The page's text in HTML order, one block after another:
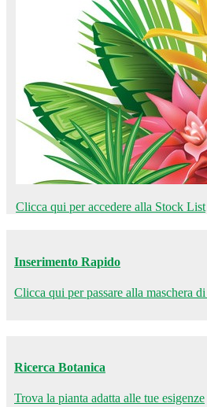
Clicca qui per accedere alla Stock List
Inserimento Rapido
Clicca qui per passare alla maschera
Ricerca Botanica
Trova la pianta adatta alle tue esigenze